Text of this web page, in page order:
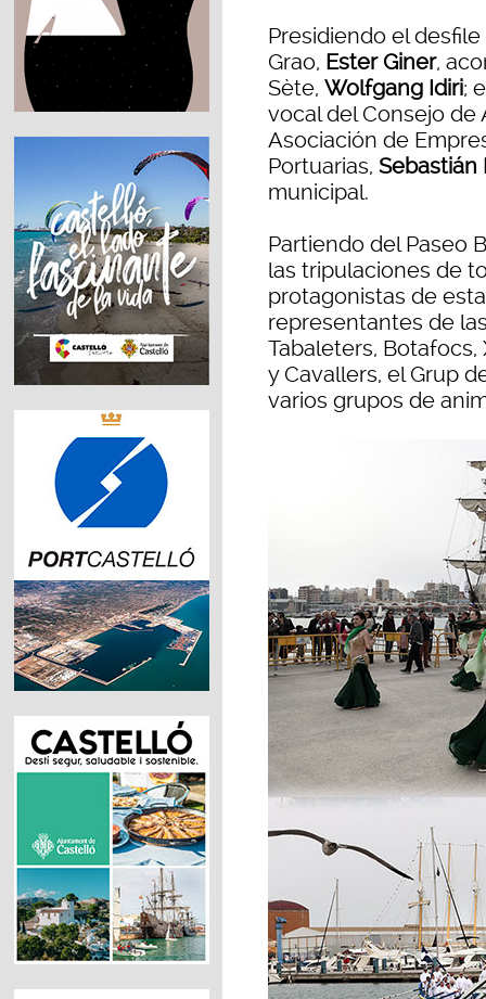
Presidiendo el
Grao, Ester Giner,
Sète, Wolfgang Idiri;
vocal del Consejo de
Asociación de
Portuarias, Sebastián
municipal.
Partiendo del Paseo
las tripulaciones de
protagonistas de
representantes de
Tabaleters, Botafocs,
y Cavallers, el Grup
varios grupos de